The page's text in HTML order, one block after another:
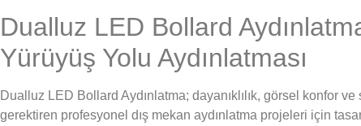
Dualluz LED Bollard
Yürüyüş Yolu Aydınlatması
Dualluz LED Bollard Aydınlatma; dayanıklılık, görsel konfor
gerektiren profesyonel dış mekan aydınlatma projeleri için